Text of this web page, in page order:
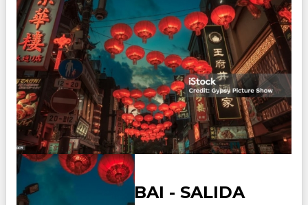
JAPON y DUBAI - SALIDA